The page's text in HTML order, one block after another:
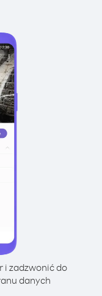
i zadzwonić do
danych